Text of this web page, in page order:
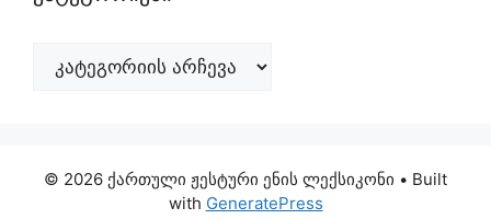
© 2026 ქართული ჟესტური ენის ლექსიკონი • Built
with GeneratePress